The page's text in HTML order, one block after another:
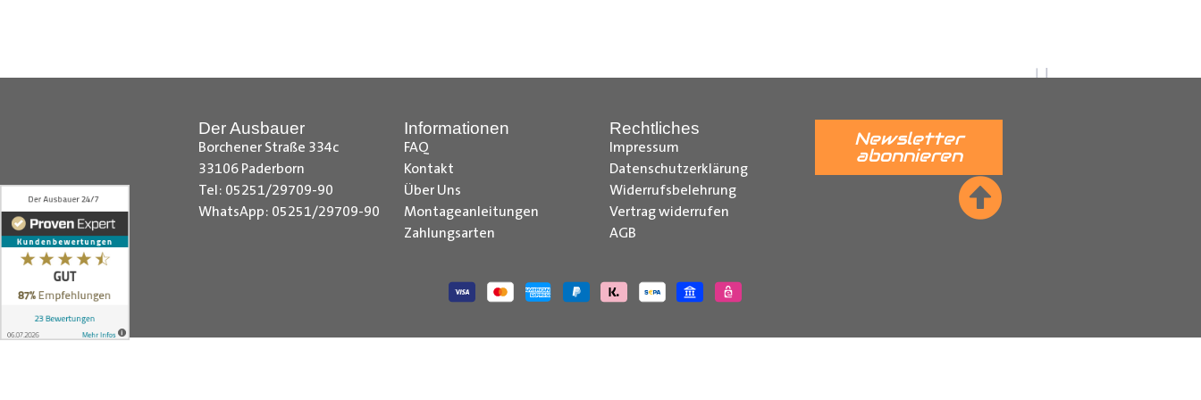
__________________________________________________________________________________
Der Ausbauer
Borchener Straße 334c
33106 Paderborn
Tel: 05251/29709-90
WhatsApp: 05251/29709-90
Informationen
FAQ
Kontakt
Über Uns
Montageanleitungen
Zahlungsarten
Rechtliches
Impressum
Datenschutzerklärung
Widerrufsbelehrung
Vertrag widerrufen
AGB
Newsletter
abonnieren